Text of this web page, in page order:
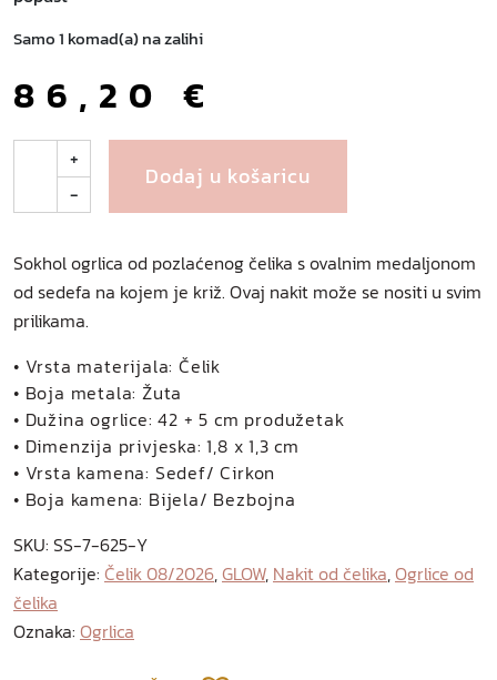
Samo 1 komad(a) na zalihi
86,20€
k
o
l
o
g
r
l
i
c
a
o
p
o
z
l
+
-
Dodaj u košaricu
Sokhol ogrlica od pozlaćenog čelika s ovalnim medaljonom
od sedefa na kojem je križ. Ovaj nakit može se nositi u svim
prilikama.
• Vrsta materijala: Čelik
• Boja metala: Žuta
• Dužina ogrlice: 42 + 5 cm produžetak
• Dimenzija privjeska: 1,8 x 1,3 cm
• Vrsta kamena: Sedef/ Cirkon
• Boja kamena: Bijela/ Bezbojna
SKU: SS-7-625-Y
Kategorije: Čelik 08/2026,GLOW, Nakit od čelika,Ogrlice od
čelika
Oznaka: Ogrlica